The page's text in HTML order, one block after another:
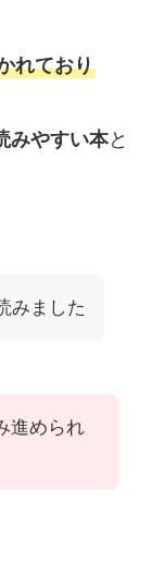
れており
みやすい本と
みました
進められ